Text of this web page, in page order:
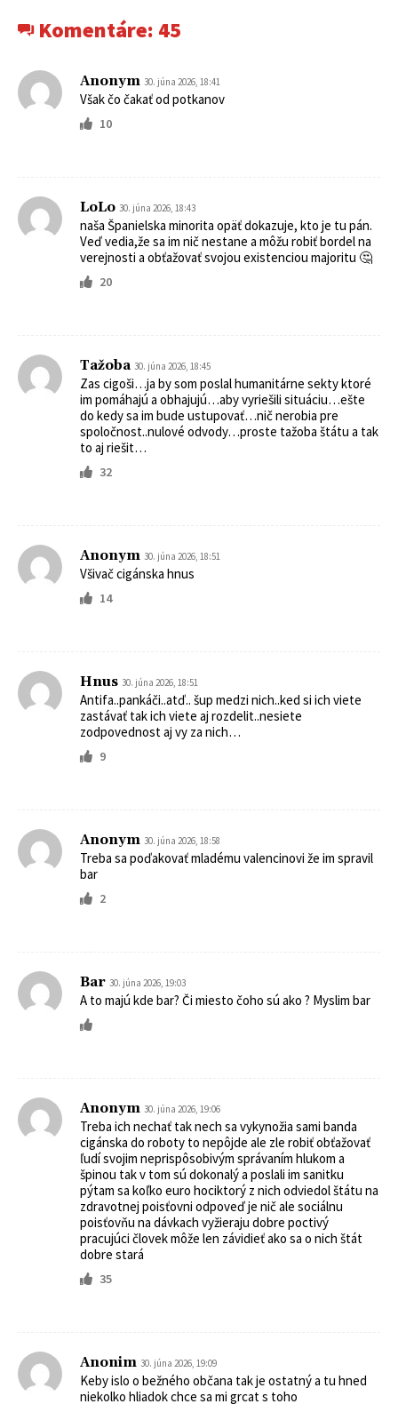
Komentáre: 45
Anonym 30. júna 2026, 18:41
Však čo čakať od potkanov
10
LoLo 30. júna 2026, 18:43
naša Španielska minorita opäť dokazuje, kto je tu pán.
Veď vedia,že sa im nič nestane a môžu robiť bordel na
verejnosti a obťažovať svojou existenciou majoritu 🤔
20
Tažoba 30. júna 2026, 18:45
Zas cigoši…ja by som poslal humanitárne sekty ktoré
im pomáhajú a obhajujú…aby vyriešili situáciu…ešte
do kedy sa im bude ustupovať…nič nerobia pre
spoločnost..nulové odvody…proste tažoba štátu a tak
to aj riešit…
32
Anonym 30. júna 2026, 18:51
Všivač cigánska hnus
14
Hnus 30. júna 2026, 18:51
Antifa..pankáči..atď.. šup medzi nich..ked si ich viete
zastávať tak ich viete aj rozdelit..nesiete
zodpovednost aj vy za nich…
9
Anonym 30. júna 2026, 18:58
Treba sa poďakovať mladému valencinovi že im spravil
bar
2
Bar 30. júna 2026, 19:03
A to majú kde bar? Či miesto čoho sú ako ? Myslim bar
Anonym 30. júna 2026, 19:06
Treba ich nechať tak nech sa vykynožia sami banda
cigánska do roboty to nepôjde ale zle robiť obťažovať
ľudí svojim neprispôsobivým správaním hlukom a
špinou tak v tom sú dokonalý a poslali im sanitku
pýtam sa koľko euro hociktorý z nich odviedol štátu na
zdravotnej poisťovni odpoveď je nič ale sociálnu
poisťovňu na dávkach vyžieraju dobre poctivý
pracujúci človek môže len závidieť ako sa o nich štát
dobre stará
35
Anonim 30. júna 2026, 19:09
Keby islo o bežného občana tak je ostatný a tu hned
niekolko hliadok chce sa mi grcat s toho